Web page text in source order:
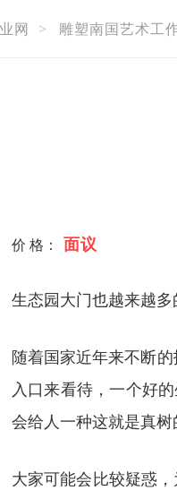
网 > 雕塑南国艺术工
价 格： 面议
生态园大门也越来越
随着国家近年来不断
入口来看待，一个好
会给人一种这就是真
大家可能会比较疑惑